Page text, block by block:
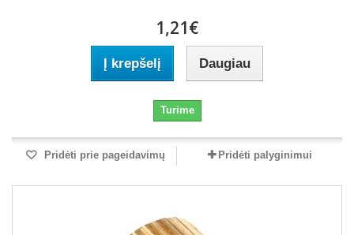
1,21€
Į krepšelį Daugiau
Turime
Pridėti prie pageidavimų Pridėti palyginimui